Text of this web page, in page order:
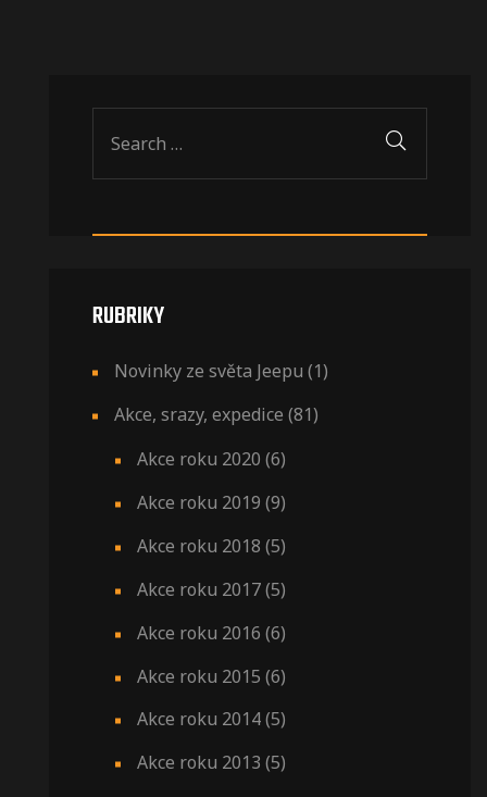
RUBRIKY
Novinky ze světa Jeepu (1)
Akce, srazy, expedice (81)
Akce roku 2020 (6)
Akce roku 2019 (9)
Akce roku 2018 (5)
Akce roku 2017(5)
Akce roku 2016 (6)
Akce roku 2015 (6)
Akce roku 2014(5)
Akce roku 2013 (5)